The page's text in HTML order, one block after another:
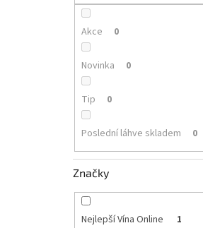
Akce 0
Novinka 0
Tip 0
Poslední láhve skladem 0
Značky
Nejlepší Vína Online 1